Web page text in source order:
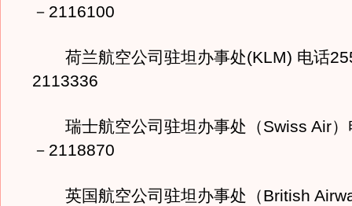
－2116100
荷兰航空公司驻坦办事处(KLM) 电话
2113336
瑞士航空公司驻坦办事处（Swiss Air）
－2118870
英国航空公司驻坦办事处（British